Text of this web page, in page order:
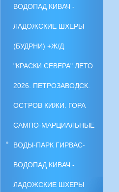
ВОДОПАД КИВАЧ -
ЛАДОЖСКИЕ ШХЕРЫ
(БУДРНИ) +Ж/Д
"КРАСКИ СЕВЕРА" ЛЕТО
2026. ПЕТРОЗАВОДСК.
ОСТРОВ КИЖИ. ГОРА
САМПО-МАРЦИАЛЬНЫЕ
ВОДЫ-ПАРК ГИРВАС-
ВОДОПАД КИВАЧ -
ЛАДОЖСКИЕ ШХЕРЫ